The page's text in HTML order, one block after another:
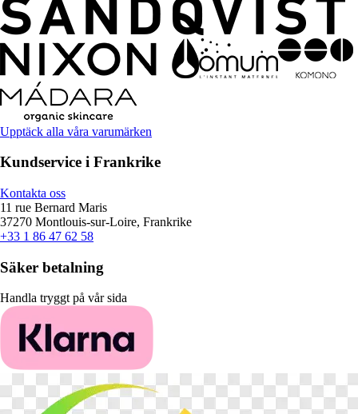
Upptäck alla våra varumärken
Kundservice i Frankrike
Kontakta oss
11 rue Bernard Maris
37270 Montlouis-sur-Loire, Frankrike
+33 1 86 47 62 58
Säker betalning
Handla tryggt på vår sida